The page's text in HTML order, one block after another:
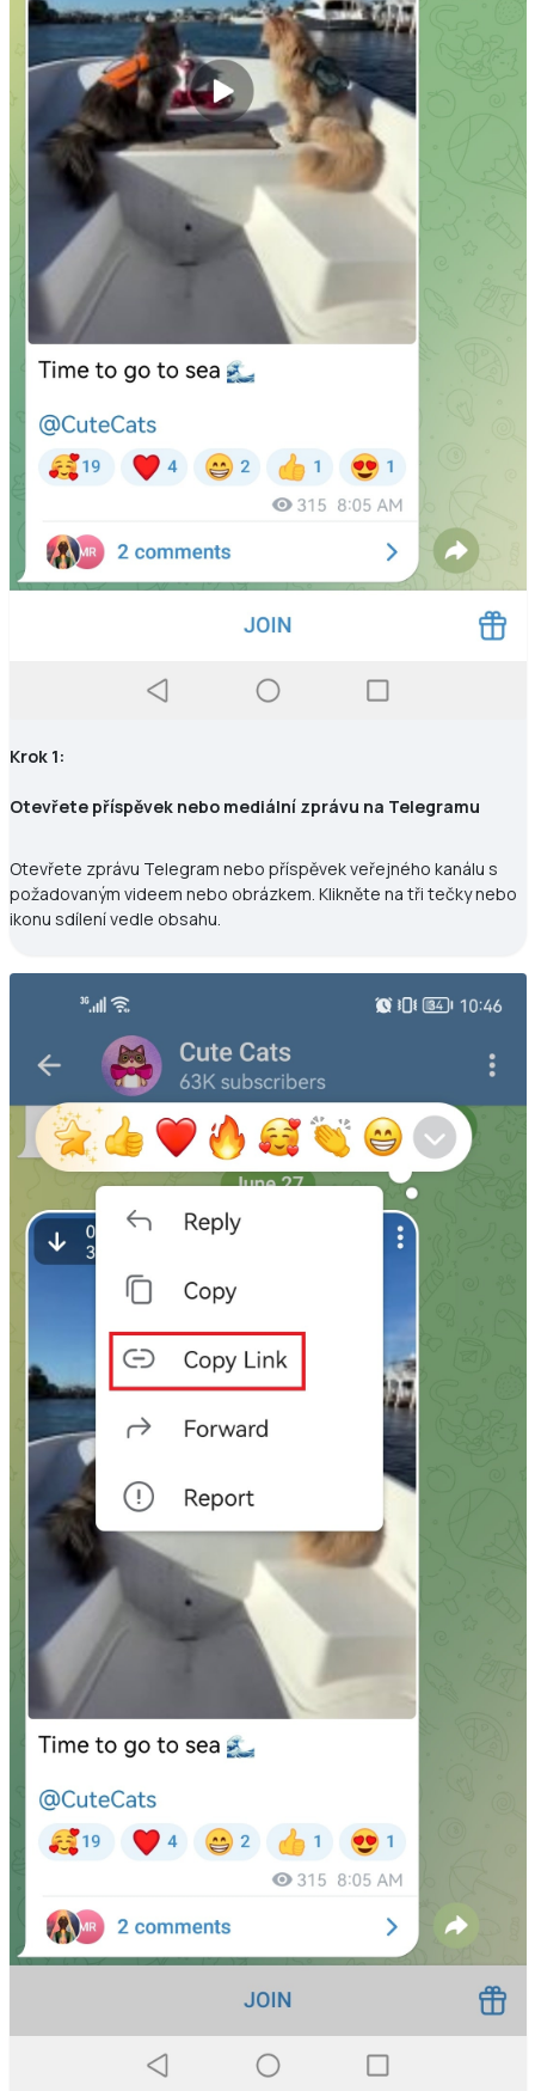
Krok 1:
Otevřete příspěvek nebo mediální zprávu na Telegramu
Otevřete zprávu Telegram nebo příspěvek veřejného kanálu s
požadovaným videem nebo obrázkem. Klikněte na tři tečky nebo
ikonu sdílení vedle obsahu.